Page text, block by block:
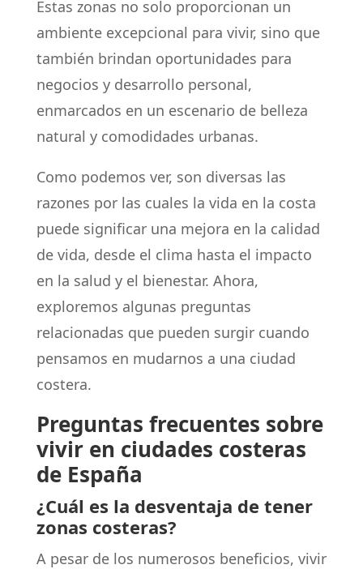
Estas zonas no solo proporcionan un
ambiente excepcional para vivir, sino que
también brindan oportunidades para
negocios y desarrollo personal,
enmarcados en un escenario de belleza
natural y comodidades urbanas.
Como podemos ver, son diversas las
razones por las cuales la vida en la costa
puede significar una mejora en la calidad
de vida, desde el clima hasta el impacto
en la salud y el bienestar. Ahora,
exploremos algunas preguntas
relacionadas que pueden surgir cuando
pensamos en mudarnos a una ciudad
costera.
Preguntas frecuentes sobre
vivir en ciudades costeras
de España
¿Cuál es la desventaja de tener
zonas costeras?
A pesar de los numerosos beneficios, vivir